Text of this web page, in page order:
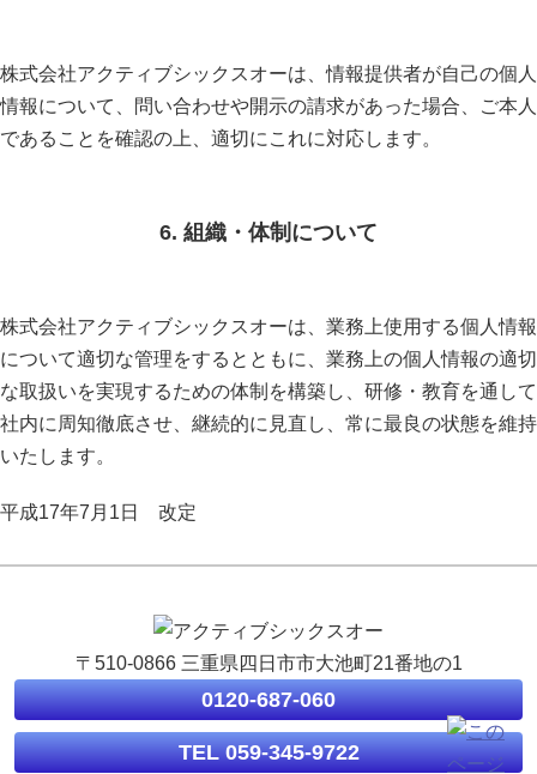
株式会社アクティブシックスオーは、情報提供者が自己の個人
情報について、問い合わせや開示の請求があった場合、ご本人
であることを確認の上、適切にこれに対応します。
6. 組織・体制について
株式会社アクティブシックスオーは、業務上使用する個人情報
について適切な管理をするとともに、業務上の個人情報の適切
な取扱いを実現するための体制を構築し、研修・教育を通して
社内に周知徹底させ、継続的に見直し、常に最良の状態を維持
いたします。
平成17年7月1日 改定
〒510-0866 三重県四日市市大池町21番地の1
0120-687-060
TEL 059-345-9722